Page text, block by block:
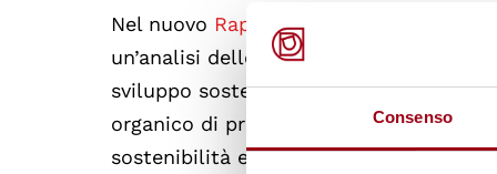
Consenso
Nel nuovo Rapporto 2022
un’analisi dello stato di avanzamento
sviluppo sostenibile (SDGs) fissati nell’
organico di proposte, evidenziando gli
sostenibilità economica, sociale e